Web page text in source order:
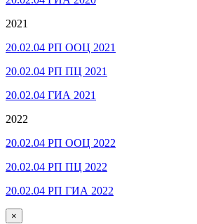
2021
20.02.04 РП ООЦ 2021
20.02.04 РП ПЦ 2021
20.02.04 ГИА 2021
2022
20.02.04 РП ООЦ 2022
20.02.04 РП ПЦ 2022
20.02.04 РП ГИА 2022
×